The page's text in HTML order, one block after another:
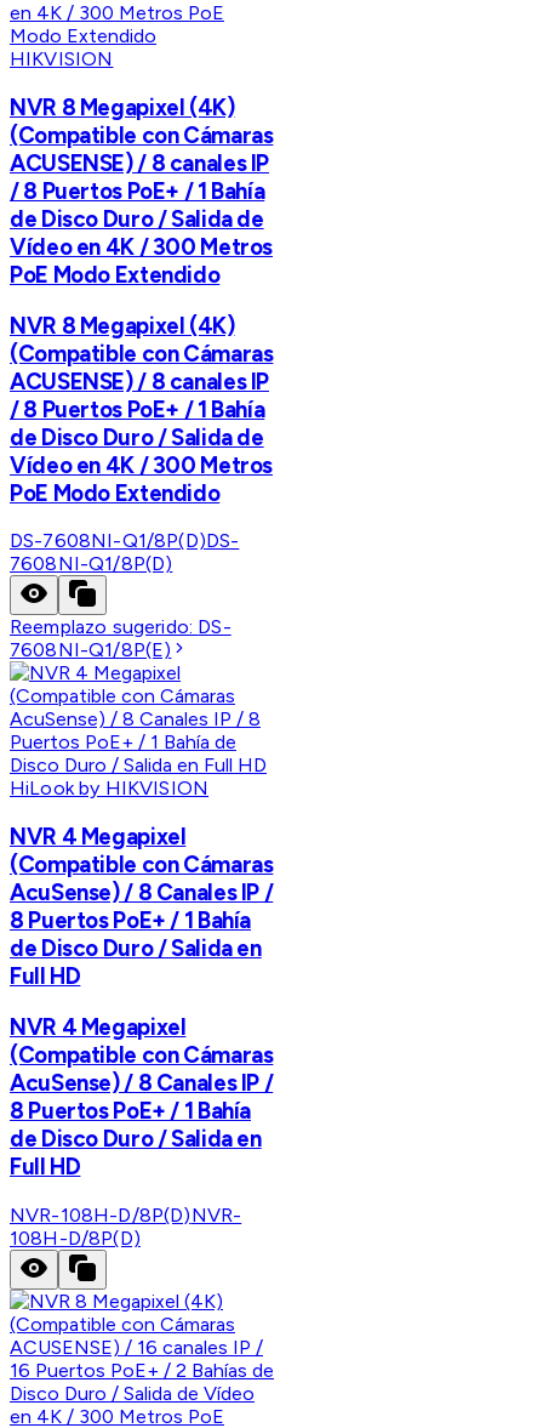
HIKVISION
NVR 8 Megapixel (4K)
(Compatible con Cámaras
ACUSENSE) / 8 canales IP
/ 8 Puertos PoE+ / 1 Bahía
de Disco Duro / Salida de
Vídeo en 4K / 300 Metros
PoE Modo Extendido
NVR 8 Megapixel (4K)
(Compatible con Cámaras
ACUSENSE) / 8 canales IP
/ 8 Puertos PoE+ / 1 Bahía
de Disco Duro / Salida de
Vídeo en 4K / 300 Metros
PoE Modo Extendido
DS-7608NI-Q1/8P(D)DS-
7608NI-Q1/8P(D)
Reemplazo sugerido: DS-
7608NI-Q1/8P(E)
HiLook by HIKVISION
NVR 4 Megapixel
(Compatible con Cámaras
AcuSense) / 8 Canales IP /
8 Puertos PoE+ / 1 Bahía
de Disco Duro / Salida en
Full HD
NVR 4 Megapixel
(Compatible con Cámaras
AcuSense) / 8 Canales IP /
8 Puertos PoE+ / 1 Bahía
de Disco Duro / Salida en
Full HD
NVR-108H-D/8P(D)NVR-
108H-D/8P(D)